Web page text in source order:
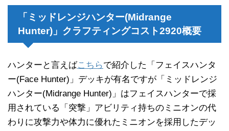
「ミッドレンジハンター(Midrange
Hunter)」クラフティングコスト2920概要
ハンターと言えばこちらで紹介した「フェイスハンタ
ー(Face Hunter)」デッキが有名ですが「ミッドレンジ
ハンター(Midrange Hunter)」はフェイスハンターで採
用されている「突撃」アビリティ持ちのミニオンの代
わりに攻撃力や体力に優れたミニオンを採用したデッ